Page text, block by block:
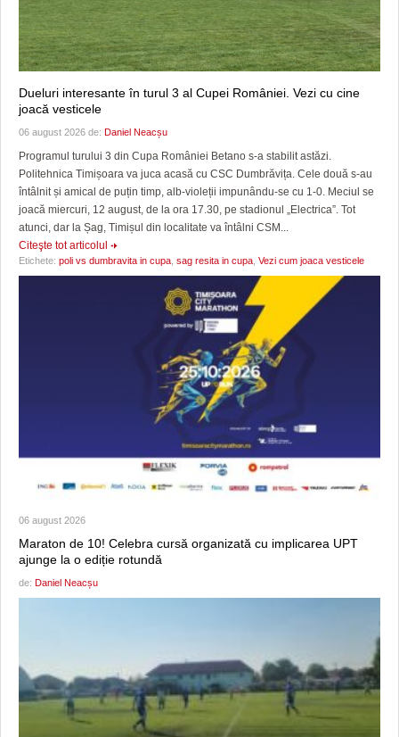
Dueluri interesante în turul 3 al Cupei României. Vezi cu cine
joacă vesticele
06 august 2026 de: Daniel Neacșu
Programul turului 3 din Cupa României Betano s-a stabilit astăzi.
Politehnica Timișoara va juca acasă cu CSC Dumbrăvița. Cele două s-au
întâlnit și amical de puțin timp, alb-violeții impunându-se cu 1-0. Meciul se
joacă miercuri, 12 august, de la ora 17.30, pe stadionul „Electrica”. Tot
atunci, dar la Șag, Timișul din localitate va întâlni CSM...
Citeşte tot articolul
Etichete: poli vs dumbravita in cupa sag resita in cupa Vezi cum joaca vesticele
06 august 2026
Maraton de 10! Celebra cursă organizată cu implicarea UPT
ajunge la o ediție rotundă
de: Daniel Neacșu